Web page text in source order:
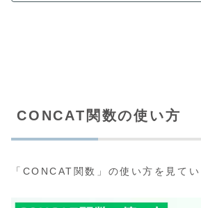
CONCAT関数の使い方
「CONCAT関数」の使い方を見てい